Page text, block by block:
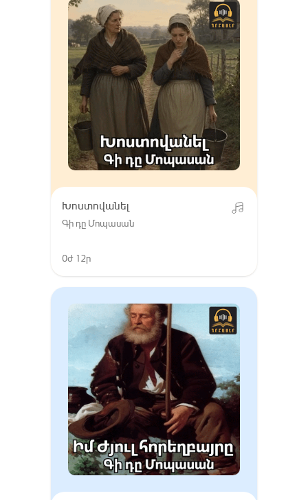
Խոստովանել
Գի դը Մոպասան
0ժ 12ր